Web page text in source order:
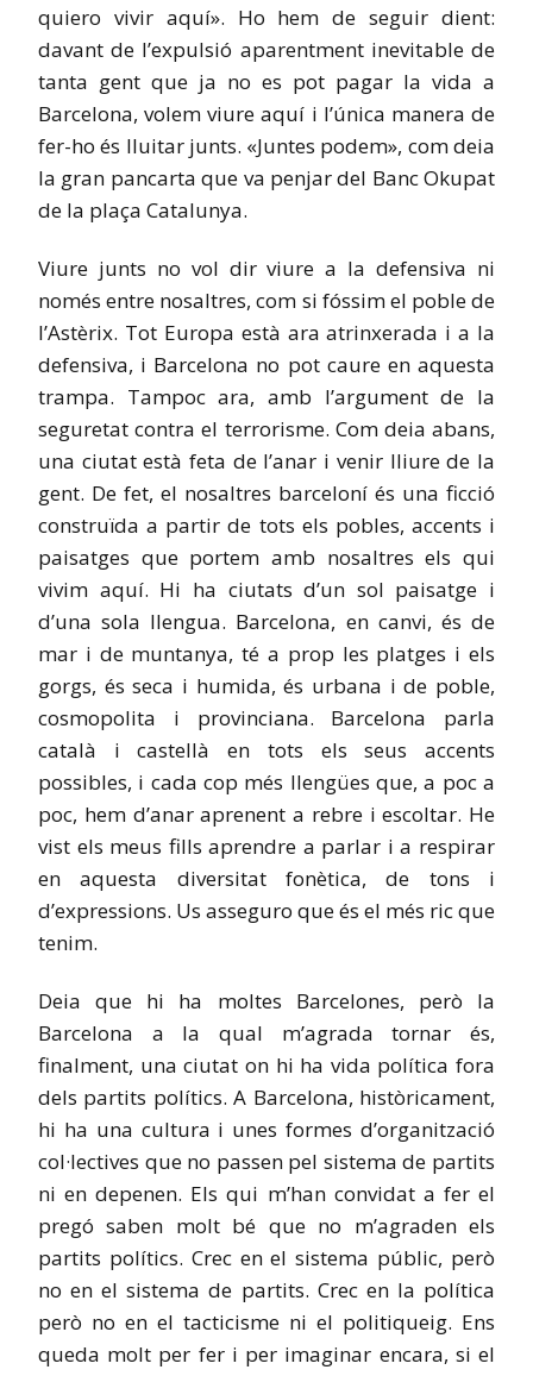
quiero vivir aquí». Ho hem de seguir dient:
davant de l’expulsió aparentment inevitable de
tanta gent que ja no es pot pagar la vida a
Barcelona, volem viure aquí i l’única manera de
fer-ho és lluitar junts. «Juntes podem», com deia
la gran pancarta que va penjar del Banc Okupat
de la plaça Catalunya.
Viure junts no vol dir viure a la defensiva ni
només entre nosaltres, com si fóssim el poble de
l’Astèrix. Tot Europa està ara atrinxerada i a la
defensiva, i Barcelona no pot caure en aquesta
trampa. Tampoc ara, amb l’argument de la
seguretat contra el terrorisme. Com deia abans,
una ciutat està feta de l’anar i venir lliure de la
gent. De fet, el nosaltres barceloní és una ficció
construïda a partir de tots els pobles, accents i
paisatges que portem amb nosaltres els qui
vivim aquí. Hi ha ciutats d’un sol paisatge i
d’una sola llengua. Barcelona, en canvi, és de
mar i de muntanya, té a prop les platges i els
gorgs, és seca i humida, és urbana i de poble,
cosmopolita i provinciana. Barcelona parla
català i castellà en tots els seus accents
possibles, i cada cop més llengües que, a poc a
poc, hem d’anar aprenent a rebre i escoltar. He
vist els meus fills aprendre a parlar i a respirar
en aquesta diversitat fonètica, de tons i
d’expressions. Us asseguro que és el més ric que
tenim.
Deia que hi ha moltes Barcelones, però la
Barcelona a la qual m’agrada tornar és,
finalment, una ciutat on hi ha vida política fora
dels partits polítics. A Barcelona, històricament,
hi ha una cultura i unes formes d’organització
col·lectives que no passen pel sistema de partits
ni en depenen. Els qui m’han convidat a fer el
pregó saben molt bé que no m’agraden els
partits polítics. Crec en el sistema públic, però
no en el sistema de partits. Crec en la política
però no en el tacticisme ni el politiqueig. Ens
queda molt per fer i per imaginar encara, si el